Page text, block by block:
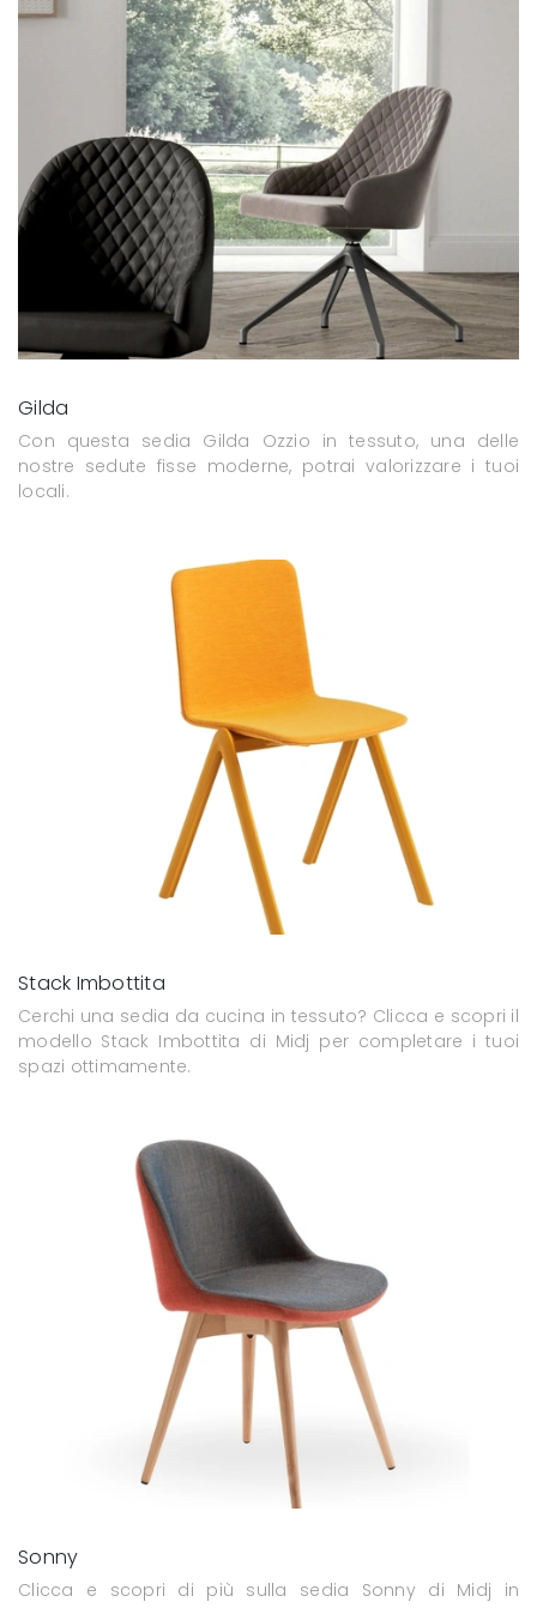
Gilda
Con questa sedia Gilda Ozzio in tessuto, una delle
nostre sedute fisse moderne, potrai valorizzare i tuoi
locali.
Stack Imbottita
Cerchi una sedia da cucina in tessuto? Clicca e scopri il
modello Stack Imbottita di Midj per completare i tuoi
spazi ottimamente.
Sonny
Clicca e scopri di più sulla sedia Sonny di Midj in